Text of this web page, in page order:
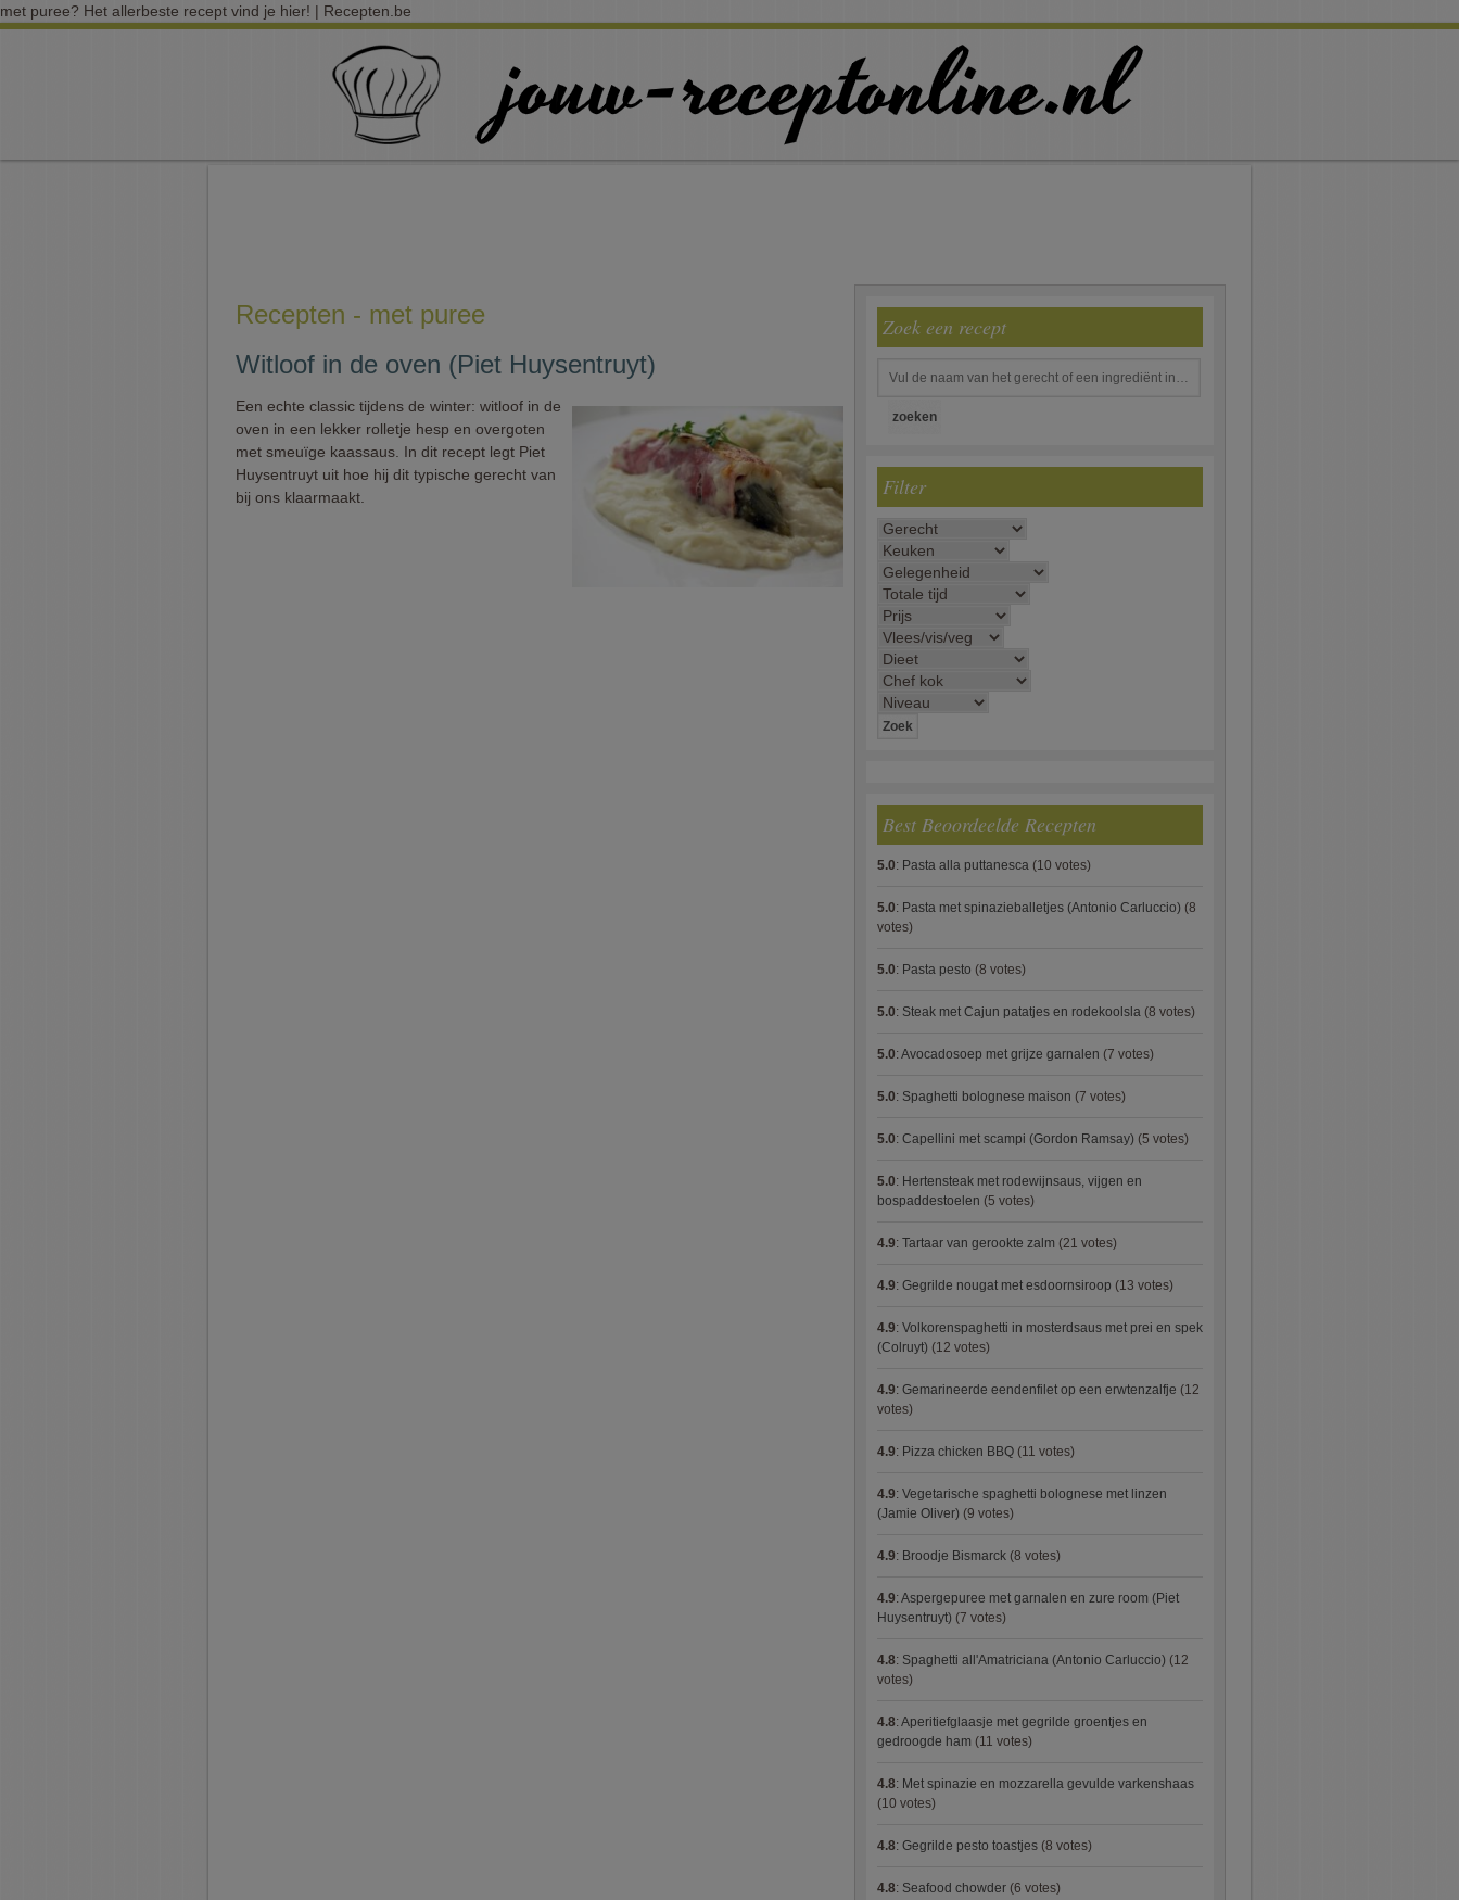
met puree? Het allerbeste recept vind je hier! | Recepten.be
Recepten - met puree
Witloof in de oven (Piet Huysentruyt)
Een echte classic tijdens de winter: witloof in de
oven in een lekker rolletje hesp en overgoten
met smeuïge kaassaus. In dit recept legt Piet
Huysentruyt uit hoe hij dit typische gerecht van
bij ons klaarmaakt.
Zoek een recept
Filter
Best Beoordeelde Recepten
5.0: Pasta alla puttanesca (10 votes)
5.0: Pasta met spinazieballetjes (Antonio Carluccio) (8
votes)
5.0: Pasta pesto (8 votes)
5.0: Steak met Cajun patatjes en rodekoolsla (8 votes)
5.0: Avocadosoep met grijze garnalen (7 votes)
5.0: Spaghetti bolognese maison (7 votes)
5.0: Capellini met scampi (Gordon Ramsay) (5 votes)
5.0: Hertensteak met rodewijnsaus, vijgen en
bospaddestoelen (5 votes)
4.9: Tartaar van gerookte zalm (21 votes)
4.9: Gegrilde nougat met esdoornsiroop (13 votes)
4.9: Volkorenspaghetti in mosterdsaus met prei en spek
(Colruyt) (12 votes)
4.9: Gemarineerde eendenfilet op een erwtenzalfje (12
votes)
4.9: Pizza chicken BBQ (11 votes)
4.9: Vegetarische spaghetti bolognese met linzen
(Jamie Oliver) (9 votes)
4.9: Broodje Bismarck (8 votes)
4.9: Aspergepuree met garnalen en zure room (Piet
Huysentruyt) (7 votes)
4.8: Spaghetti all'Amatriciana (Antonio Carluccio) (12
votes)
4.8: Aperitiefglaasje met gegrilde groentjes en
gedroogde ham (11 votes)
4.8: Met spinazie en mozzarella gevulde varkenshaas
(10 votes)
4.8: Gegrilde pesto toastjes (8 votes)
4.8: Seafood chowder (6 votes)